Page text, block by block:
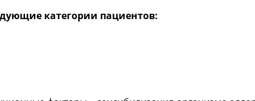
категории пациентов: